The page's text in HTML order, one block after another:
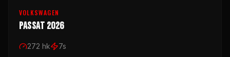
VOLKSWAGEN
Passat 2026
272 hk 7s